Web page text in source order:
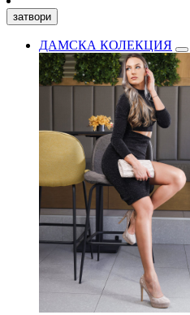
затвори
ДАМСКА КОЛЕКЦИЯ